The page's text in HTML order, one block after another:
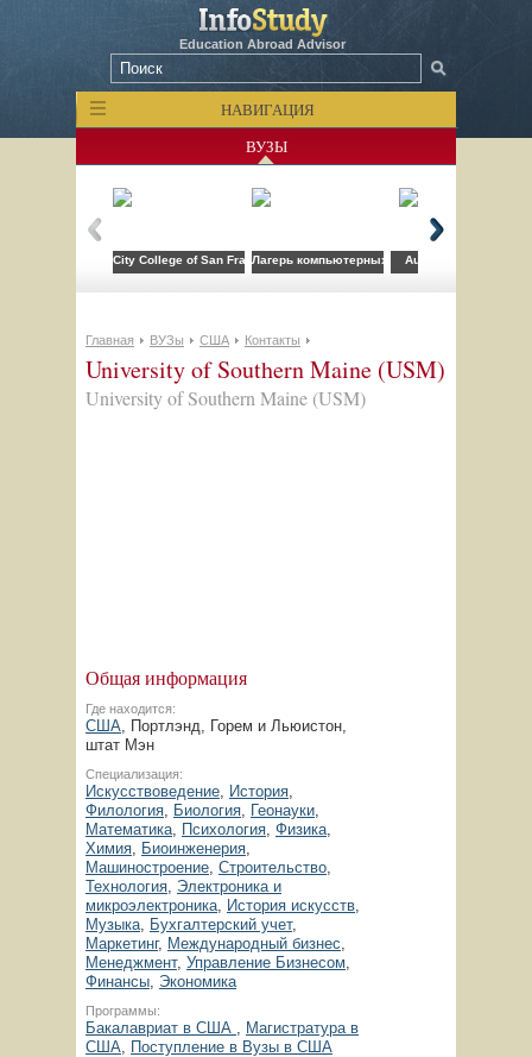
Education Abroad Advisor
НАВИГАЦИЯ
ВУЗЫ
City College of San FranciscoЛагерь компьютерных технологий FLS при
Auburn University
Главная ВУЗы США Контакты
University of Southern Maine (USM)
University of Southern Maine (USM)
Общая информация
Где находится:
США, Портлэнд, Горем и Льюистон,
штат Мэн
Специализация:
Искусствоведение, История,
Филология, Биология, Геонауки,
Математика, Психология, Физика,
Химия, Биоинженерия,
Машиностроение, Строительство,
Технология, Электроника и
микроэлектроника, История искусств,
Музыка, Бухгалтерский учет,
Маркетинг, Международный бизнес,
Менеджмент, Управление Бизнесом,
Финансы, Экономика
Программы:
Бакалавриат в США , Магистратура в
США, Поступление в Вузы в США